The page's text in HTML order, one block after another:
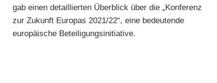
gab einen detaillierten Überblick über die „Konferenz
zur Zukunft Europas 2021/22“, eine bedeutende
europäische Beteiligungsinitiative.